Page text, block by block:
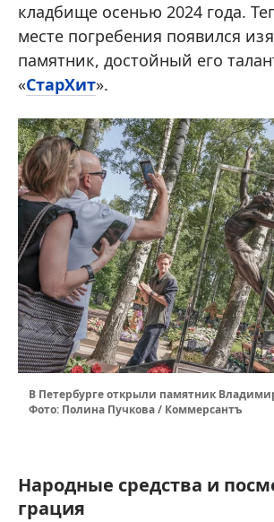
кладбище осенью 2024 года.
месте погребения появился
памятник, достойный его
«СтарХит».
В Петербурге открыли памятник
Фото: Полина Пучкова / Коммерсантъ
Народные средства и
грация